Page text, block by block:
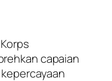
capaian